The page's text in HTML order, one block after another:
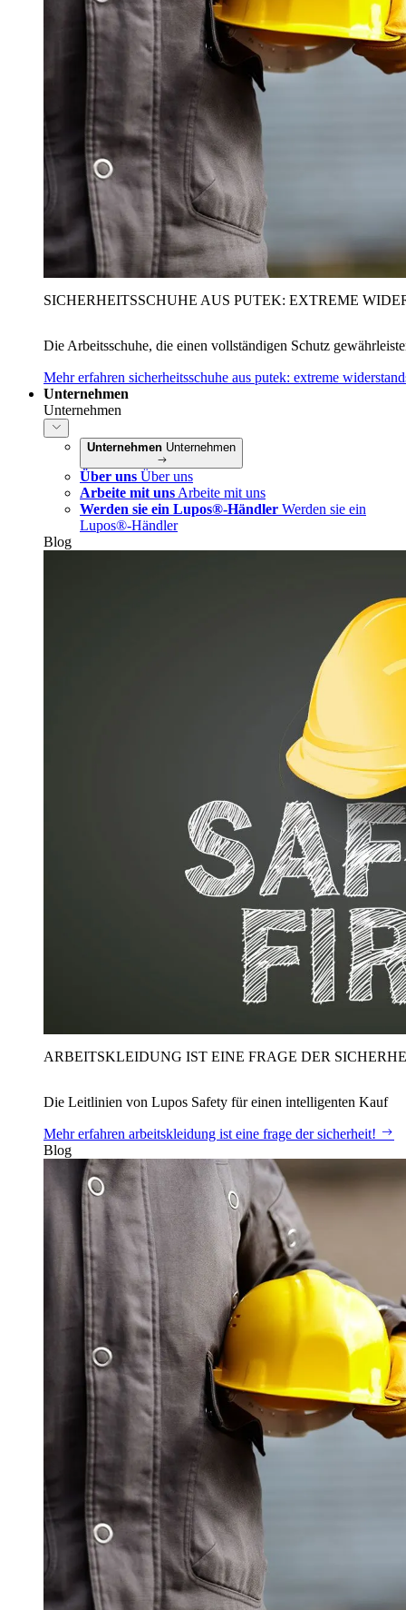
SICHERHEITSSCHUHE AUS PUTEK: EXTREME
Die Arbeitsschuhe, die einen vollständigen Schutz
Mehr erfahren sicherheitsschuhe aus putek: extreme
Unternehmen
Unternehmen
Unternehmen Unternehmen
Über uns Über uns
Arbeite mit uns Arbeite mit uns
Werden sie ein Lupos®-Händler Werden sie ein
Lupos®-Händler
Blog
ARBEITSKLEIDUNG IST EINE FRAGE DER
Die Leitlinien von Lupos Safety für einen intelligenten Kauf
Mehr erfahren arbeitskleidung ist eine frage der sicherheit!
Blog